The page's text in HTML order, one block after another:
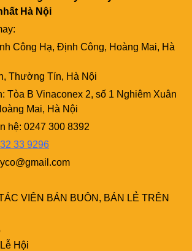
Hà Nội
Công Hạ, Định Công, Hoàng Mai, Hà
Thường Tín, Hà Nội
Tòa B Vinaconex 2, số 1 Nghiêm Xuân
Mai, Hà Nội
hệ: 0247 300 8392
33 9296
VIÊN BÁN BUÔN, BÁN LẺ TRÊN
Hội